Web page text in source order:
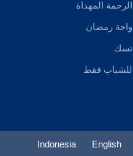
الرحمة المهداة
واحة رمضان
نسك
للشباب فقط
English
Indonesia